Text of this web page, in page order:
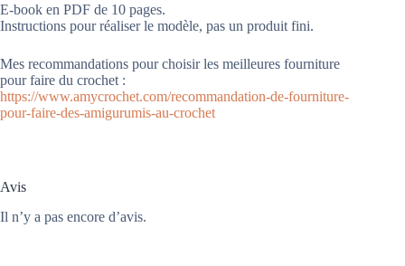
E-book en PDF de 10 pages.
Instructions pour réaliser le modèle, pas un produit fini.
Mes recommandations pour choisir les meilleures fourniture
pour faire du crochet :
https://www.amycrochet.com/recommandation-de-fourniture-
pour-faire-des-amigurumis-au-crochet
Avis
Il n’y a pas encore d’avis.